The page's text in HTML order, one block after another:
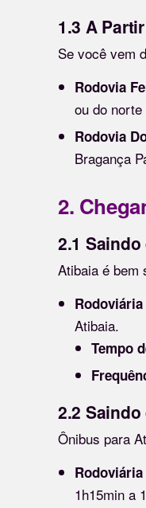
1.3 A
Se você vem
Rodovia
ou do norte
Rodovia
Bragança
2.
2.1
Atibaia é bem
Atibaia.
Tempo
2.2
Ônibus para
1h15min a